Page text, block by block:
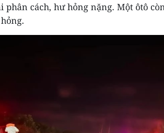
phân cách, hư hỏng nặng. Một ôtô